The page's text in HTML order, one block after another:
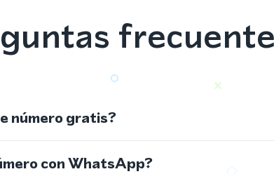
número gratis?
con WhatsApp?